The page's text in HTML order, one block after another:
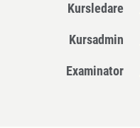
Kursledare
Kursadmin
Examinator